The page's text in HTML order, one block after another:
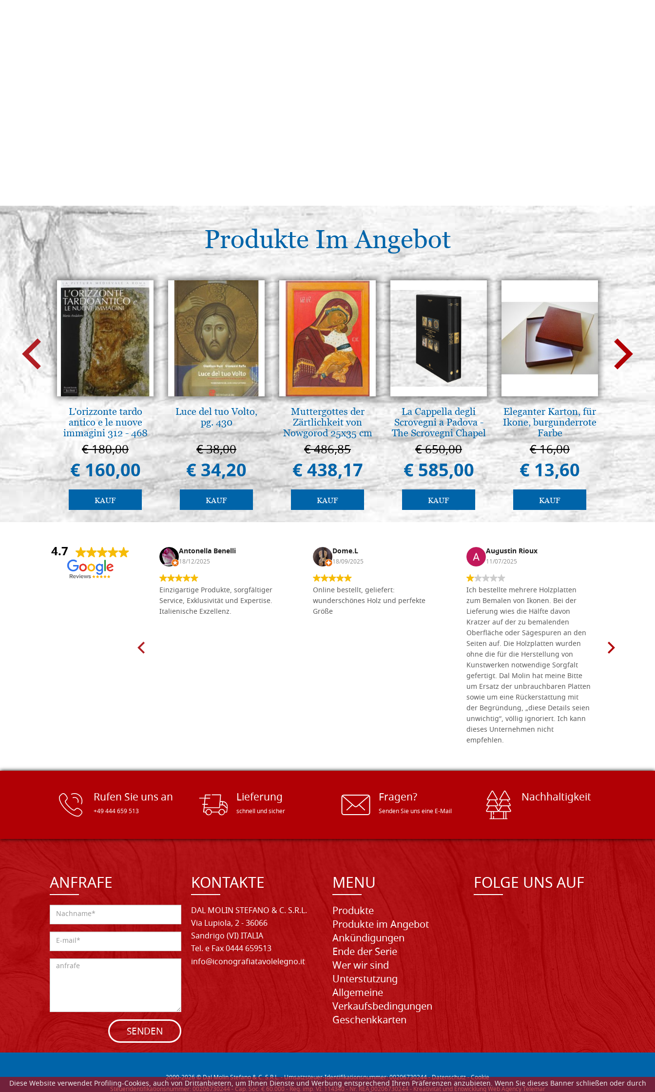
Diese Website verwendet Profiling-Cookies, auch von Drittanbietern, um Ihnen Dienste und Werbung entsprechend Ihren Präferenzen anzubieten. Wenn Sie dieses Banner schließen oder durch
Produkte Im Angebot
L'orizzonte tardo
antico e le nuove
immagini 312 - 468
€ 180,00
€ 160,00
KAUF
Luce del tuo Volto,
pg. 430
€ 38,00
€ 34,20
KAUF
Muttergottes der
Zärtlichkeit von
Nowgorod 25x35 cm
€ 486,85
€ 438,17
KAUF
La Cappella degli
Scrovegni a Padova -
The Scrovegni Chapel
in Padua
€ 650,00
€ 585,00
KAUF
Eleganter Karton, für
Ikone, burgunderrote
Farbe
€ 16,00
€ 13,60
KAUF
€
€
4.7
Anna Maria Negri Antonella Benelli
18/12/2025
Einzigartige Produkte, sorgfältiger
Service, Exklusivität und Expertise.
Italienische Exzellenz.
Dome.L
18/09/2025
Online bestellt, geliefert:
wunderschönes Holz und perfekte
Größe
Augustin Rioux
11/07/2025
Ich bestellte mehrere Holzplatten
zum Bemalen von Ikonen. Bei der
Lieferung wies die Hälfte davon
Kratzer auf der zu bemalenden
Oberfläche oder Sägespuren an den
Seiten auf. Die Holzplatten wurden
ohne die für die Herstellung von
Kunstwerken notwendige Sorgfalt
gefertigt. Dal Molin hat meine Bitte
um Ersatz der unbrauchbaren Platten
sowie um eine Rückerstattung mit
der Begründung, „diese Details seien
unwichtig“, völlig ignoriert. Ich kann
dieses Unternehmen nicht
empfehlen.
Rufen Sie uns an
+49 444 659 513
Lieferung
schnell und sicher
Fragen?
Senden Sie uns eine E-Mail
Nachhaltigkeit
ANFRAFE
SENDEN
KONTAKTE
DAL MOLIN STEFANO & C. S.R.L.
Via Lupiola, 2 - 36066
Sandrigo (VI) ITALIA
Tel. e Fax 0444 659513
info@iconografiatavolelegno.it
MENU
Produkte
Produkte im Angebot
Ankündigungen
Ende der Serie
Wer wir sind
Unterstutzung
Allgemeine
Verkaufsbedingungen
Geschenkkarten
FOLGE UNS AUF
2000-2026© Dal Molin Stefano & C. S.R.L. - Umsatzsteuer-Identifikationsnummer: 00206730244 -Datenschutz-Cookie
Steueridentifikationsnummer: 00206730244 - Cap. Soc. € 60.000 - Reg. imp. VI: 114340 - Nr. REA 00206730244 - Kreativitat und Entwicklung Web Agency Telemar